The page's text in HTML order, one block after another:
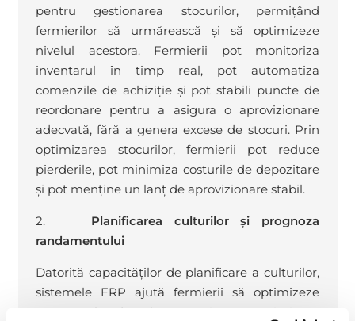
pentru gestionarea stocurilor, permițând
fermierilor să urmărească și să optimizeze
nivelul acestora. Fermierii pot monitoriza
inventarul în timp real, pot automatiza
comenzile de achiziție și pot stabili puncte de
reordonare pentru a asigura o aprovizionare
adecvată, fără a genera excese de stocuri. Prin
optimizarea stocurilor, fermierii pot reduce
pierderile, pot minimiza costurile de depozitare
și pot menține un lanț de aprovizionare stabil.
2. Planificarea culturilor și prognoza
randamentului
Datorită capacităților de planificare a culturilor,
sistemele ERP ajută fermierii să optimizeze
programele de plantare și să maximizeze